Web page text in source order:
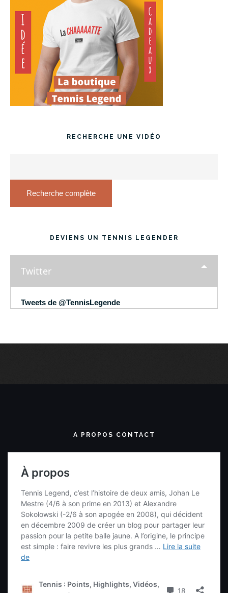
RECHERCHE UNE VIDÉO
Recherche complète
DEVIENS UN TENNIS LEGENDER
Twitter
Tweets de @TennisLegende
A PROPOS CONTACT